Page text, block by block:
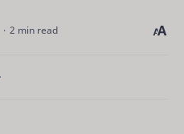
2 min read